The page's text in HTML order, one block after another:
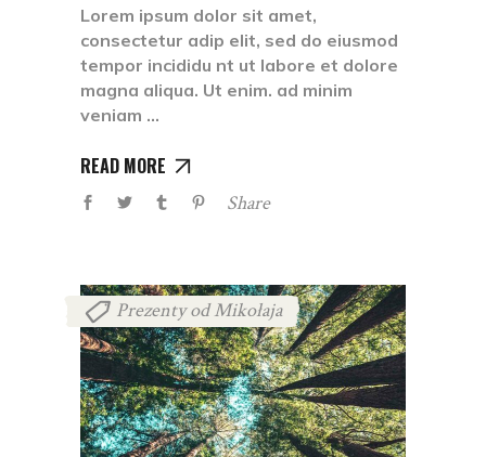
Lorem ipsum dolor sit amet,
consectetur adip elit, sed do eiusmod
tempor incididu nt ut labore et dolore
magna aliqua. Ut enim. ad minim
veniam
READ MORE
Share
Prezenty od Mikołaja